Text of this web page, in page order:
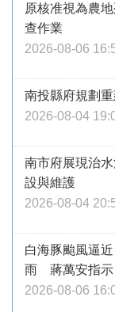
原核准視為農
查作業
2026-08-06
南投縣府規劃
2026-08-04
南市府展現治
設與維護
2026-08-04
白海豚颱風逼
雨 蔣萬安指示
2026-08-06